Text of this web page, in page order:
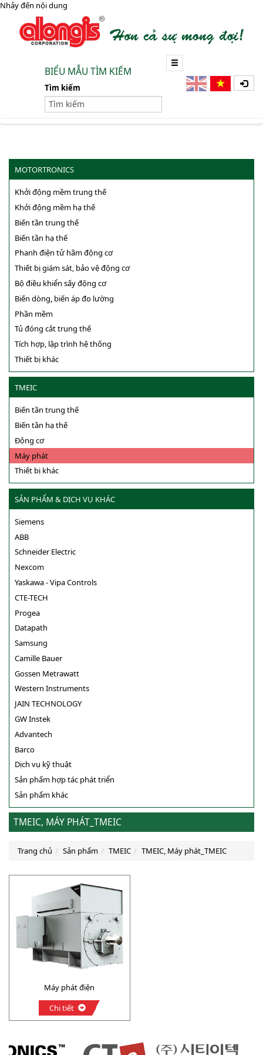
Nhảy đến nội dung
BIỂU MẪU TÌM KIẾM
Tìm kiếm
MOTORTRONICS
Khởi động mềm trung thế
Khởi động mềm hạ thế
Biến tần trung thế
Biến tần hạ thế
Phanh điện tử hãm động cơ
Thiết bị giám sát, bảo vệ động cơ
Bộ điều khiển sấy động cơ
Biến dòng, biến áp đo lường
Phần mềm
Tủ đóng cắt trung thế
Tích hợp, lập trình hệ thống
Thiết bị khác
TMEIC
Biến tần trung thế
Biến tần hạ thế
Động cơ
Máy phát
Thiết bị khác
SẢN PHẨM & DỊCH VỤ KHÁC
Siemens
ABB
Schneider Electric
Nexcom
Yaskawa - Vipa Controls
CTE-TECH
Progea
Datapath
Samsung
Camille Bauer
Gossen Metrawatt
Western Instruments
JAIN TECHNOLOGY
GW Instek
Advantech
Barco
Dịch vụ kỹ thuật
Sản phẩm hợp tác phát triển
Sản phẩm khác
TMEIC, MÁY PHÁT_TMEIC
Trang chủ Sản phẩm TMEIC TMEIC, Máy phát_TMEIC
Máy phát điện
Chi tiết